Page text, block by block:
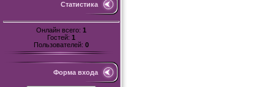
Статистика
Онлайн всего: 1
Гостей: 1
Пользователей: 0
Форма входа